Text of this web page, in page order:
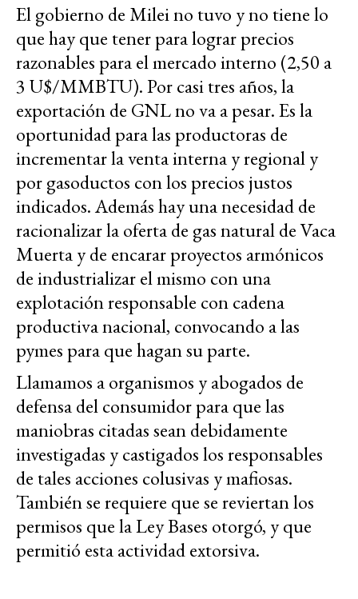
El gobierno de Milei no tuvo y no tiene lo
que hay que tener para lograr precios
razonables para el mercado interno (2,50 a
3 U$/MMBTU). Por casi tres años, la
exportación de GNL no va a pesar. Es la
oportunidad para las productoras de
incrementar la venta interna y regional y
por gasoductos con los precios justos
indicados. Además hay una necesidad de
racionalizar la oferta de gas natural de Vaca
Muerta y de encarar proyectos armónicos
de industrializar el mismo con una
explotación responsable con cadena
productiva nacional, convocando a las
pymes para que hagan su parte.
Llamamos a organismos y abogados de
defensa del consumidor para que las
maniobras citadas sean debidamente
investigadas y castigados los responsables
de tales acciones colusivas y mafiosas.
También se requiere que se reviertan los
permisos que la Ley Bases otorgó, y que
permitió esta actividad extorsiva.